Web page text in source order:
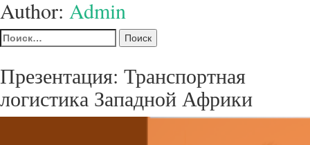
Author: Admin
Найти:
Презентация: Транспортная
логистика Западной Африки